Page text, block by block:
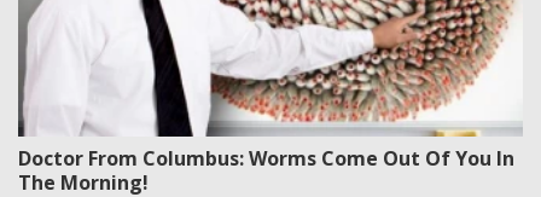
Doctor From Columbus: Worms Come Out Of You In
The Morning!